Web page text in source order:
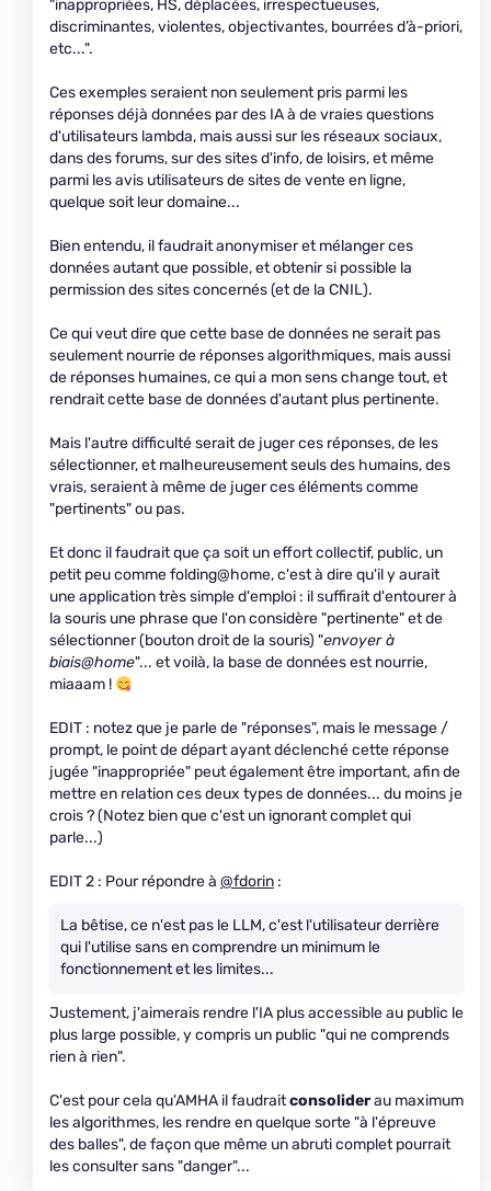
"inappropriées, HS, déplacées, irrespectueuses,
discriminantes, violentes, objectivantes, bourrées d’à-priori,
etc...".
Ces exemples seraient non seulement pris parmi les
réponses déjà données par des IA à de vraies questions
d'utilisateurs lambda, mais aussi sur les réseaux sociaux,
dans des forums, sur des sites d'info, de loisirs, et même
parmi les avis utilisateurs de sites de vente en ligne,
quelque soit leur domaine...
Bien entendu, il faudrait anonymiser et mélanger ces
données autant que possible, et obtenir si possible la
permission des sites concernés (et de la CNIL).
Ce qui veut dire que cette base de données ne serait pas
seulement nourrie de réponses algorithmiques, mais aussi
de réponses humaines, ce qui a mon sens change tout, et
rendrait cette base de données d'autant plus pertinente.
Mais l'autre difficulté serait de juger ces réponses, de les
sélectionner, et malheureusement seuls des humains, des
vrais, seraient à même de juger ces éléments comme
"pertinents" ou pas.
Et donc il faudrait que ça soit un effort collectif, public, un
petit peu comme folding@home, c'est à dire qu'il y aurait
une application très simple d'emploi : il suffirait d'entourer à
la souris une phrase que l'on considère "pertinente" et de
sélectionner (bouton droit de la souris) "envoyer à
biais@home"... et voilà, la base de données est nourrie,
miaaam !
EDIT : notez que je parle de "réponses", mais le message /
prompt, le point de départ ayant déclenché cette réponse
jugée "inappropriée" peut également être important, afin de
mettre en relation ces deux types de données... du moins je
crois ? (Notez bien que c'est un ignorant complet qui
parle...)
EDIT 2 : Pour répondre à @fdorin :
La bêtise, ce n'est pas le LLM, c'est l'utilisateur derrière
qui l'utilise sans en comprendre un minimum le
fonctionnement et les limites...
Justement, j'aimerais rendre l'IA plus accessible au public le
plus large possible, y compris un public "qui ne comprends
rien à rien".
C'est pour cela qu'AMHA il faudraitconsoliderau maximum
les algorithmes, les rendre en quelque sorte "à l'épreuve
des balles", de façon que même un abruti complet pourrait
les consulter sans "danger"...